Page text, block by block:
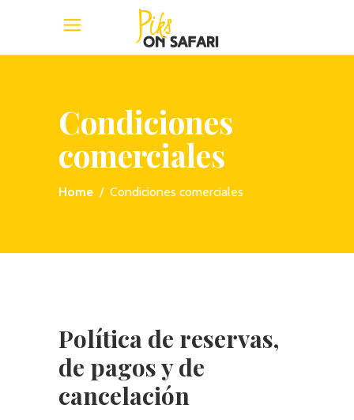
Condiciones
comerciales
Home / Condiciones comerciales
Política de reservas,
de pagos y de
cancelación